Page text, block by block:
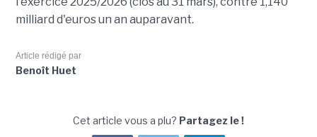
milliard d'euros un an auparavant.
Article rédigé par
Benoît Huet
Cet article vous a plu? Partagez le !